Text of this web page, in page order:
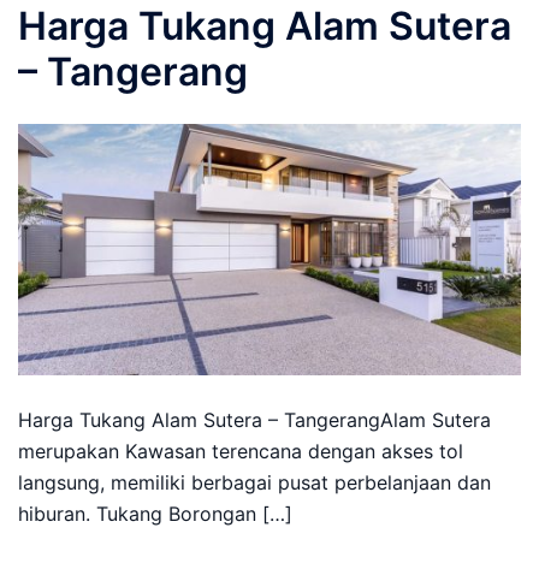
Harga Tukang Alam Sutera
– Tangerang
Harga Tukang Alam Sutera – TangerangAlam Sutera
merupakan Kawasan terencana dengan akses tol
langsung, memiliki berbagai pusat perbelanjaan dan
hiburan. Tukang Borongan […]